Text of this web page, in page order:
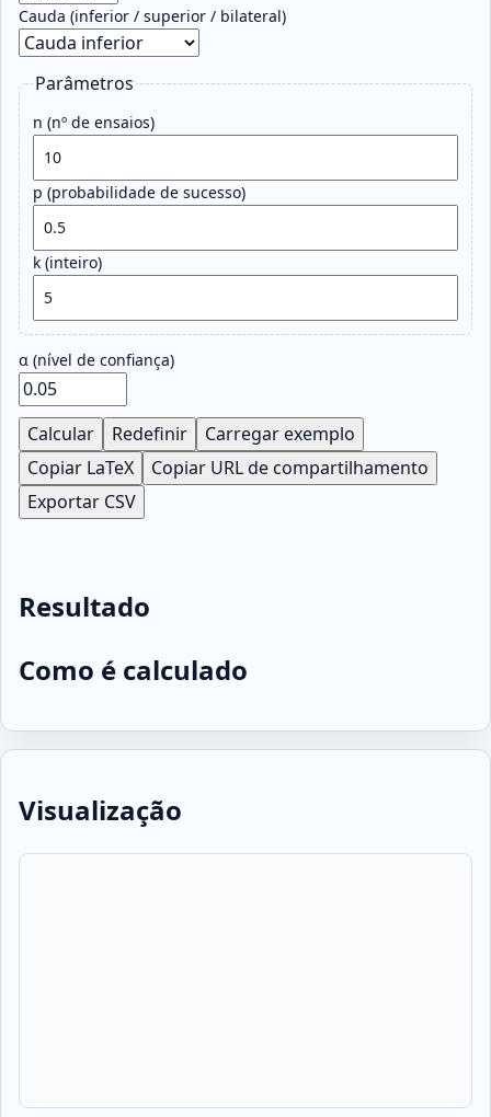
Cauda (inferior / superior / bilateral)
Parâmetros
n (nº de ensaios)
p (probabilidade de sucesso)
k (inteiro)
α (nível de confiança)
Calcular Redefinir
Carregar exemplo
Copiar LaTeX
Copiar URL de compartilhamento
Exportar CSV
Resultado
Como é calculado
Visualização